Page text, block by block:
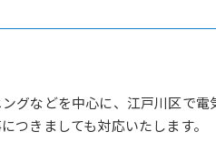
グなどを中心に、江戸川区で
つきましても対応いたします。